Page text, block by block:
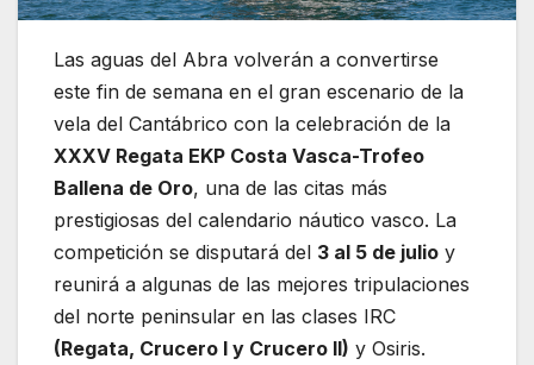
Las aguas del Abra volverán a convertirse
este fin de semana en el gran escenario de la
vela del Cantábrico con la celebración de la
XXXV Regata EKP Costa Vasca-Trofeo
Ballena de Oro, una de las citas más
prestigiosas del calendario náutico vasco. La
competición se disputará del 3 al 5 de julio y
reunirá a algunas de las mejores tripulaciones
del norte peninsular en las clases IRC
(Regata, Crucero I y Crucero II) y Osiris.